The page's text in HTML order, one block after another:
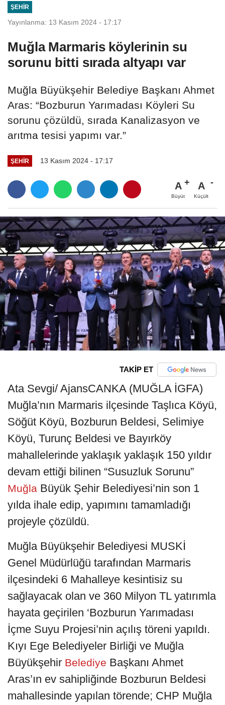
ŞEHIR
Yayınlanma: 13 Kasım 2024 - 17:17
Muğla Marmaris köylerinin su
sorunu bitti sırada altyapı var
Muğla Büyükşehir Belediye Başkanı Ahmet
Aras: “Bozburun Yarımadası Köyleri Su
sorunu çözüldü, sırada Kanalizasyon ve
arıtma tesisi yapımı var.”
ŞEHIR 13 Kasım 2024 - 17:17
A
Büyüt
A
Küçült
TAKİP ET
Ata Sevgi/ AjansCANKA (MUĞLA İGFA)
Muğla’nın Marmaris ilçesinde Taşlıca Köyü,
Söğüt Köyü, Bozburun Beldesi, Selimiye
Köyü, Turunç Beldesi ve Bayırköy
mahallelerinde yaklaşık yaklaşık 150 yıldır
devam ettiği bilinen “Susuzluk Sorunu”
Muğla Büyük Şehir Belediyesi’nin son 1
yılda ihale edip, yapımını tamamladığı
projeyle çözüldü.
Muğla Büyükşehir Belediyesi MUSKİ
Genel Müdürlüğü tarafından Marmaris
ilçesindeki 6 Mahalleye kesintisiz su
sağlayacak olan ve 360 Milyon TL yatırımla
hayata geçirilen ‘Bozburun Yarımadası
İçme Suyu Projesi’nin açılış töreni yapıldı.
Kıyı Ege Belediyeler Birliği ve Muğla
Büyükşehir Belediye Başkanı Ahmet
Aras’ın ev sahipliğinde Bozburun Beldesi
mahallesinde yapılan törende; CHP Muğla